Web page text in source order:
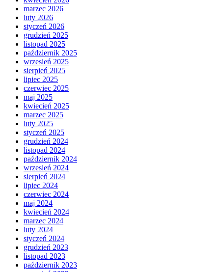
marzec 2026
luty 2026
styczeń 2026
grudzień 2025
listopad 2025
październik 2025
wrzesień 2025
sierpień 2025
lipiec 2025
czerwiec 2025
maj 2025
kwiecień 2025
marzec 2025
luty 2025
styczeń 2025
grudzień 2024
listopad 2024
październik 2024
wrzesień 2024
sierpień 2024
lipiec 2024
czerwiec 2024
maj 2024
kwiecień 2024
marzec 2024
luty 2024
styczeń 2024
grudzień 2023
listopad 2023
październik 2023